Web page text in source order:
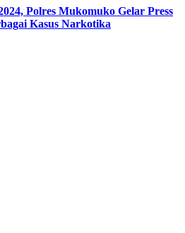
Polres Mukomuko Gelar Press
Kasus Narkotika